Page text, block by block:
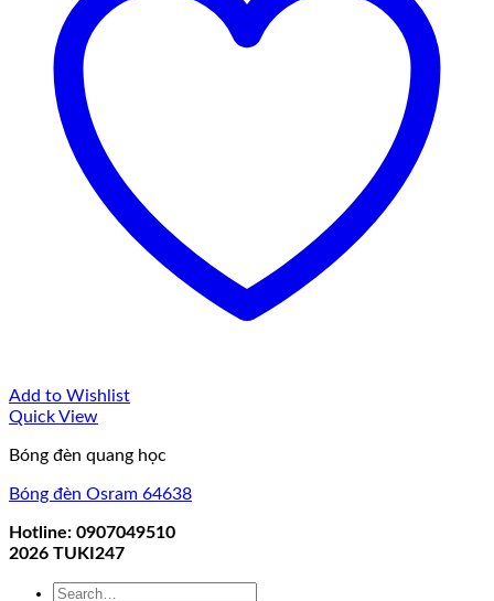
Add to Wishlist
Quick View
Bóng đèn quang học
Bóng đèn Osram 64638
Hotline: 0907049510
2026 TUKI247
Search